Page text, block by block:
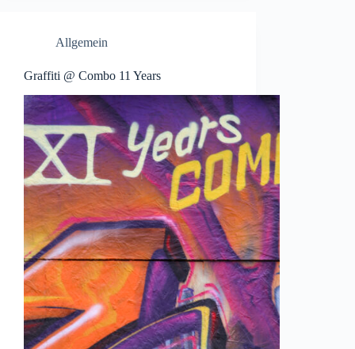
Allgemein
Graffiti @ Combo 11 Years